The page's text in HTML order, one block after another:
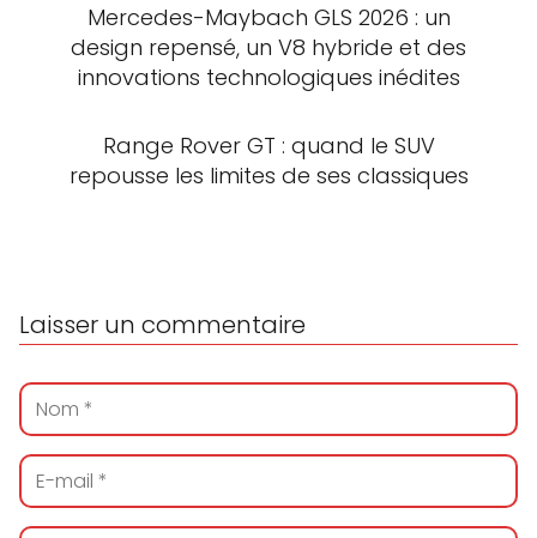
Mercedes-Maybach GLS 2026 : un
design repensé, un V8 hybride et des
innovations technologiques inédites
Range Rover GT : quand le SUV
repousse les limites de ses classiques
Laisser un commentaire